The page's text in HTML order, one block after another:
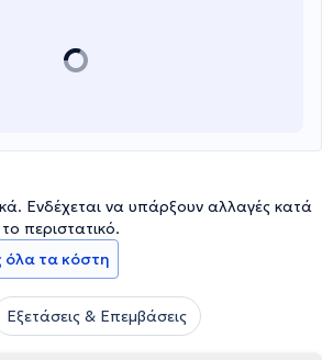
Ενδέχεται να υπάρξουν αλλαγές κατά
περιστατικό.
όλα τα κόστη
Εξετάσεις & Επεμβάσεις